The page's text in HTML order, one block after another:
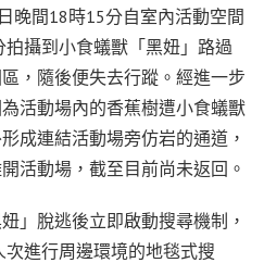
晚間18時15分自室內活動空間
攝到小食蟻獸「黑妞」路過
，隨後便失去行蹤。經進一步
活動場內的香蕉樹遭小食蟻獸
成連結活動場旁仿岩的通道，
活動場，截至目前尚未返回。
」脫逃後立即啟動搜尋機制，
進行周邊環境的地毯式搜